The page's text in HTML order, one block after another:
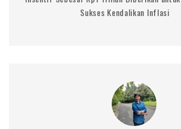
Sukses Kendalikan Inflasi